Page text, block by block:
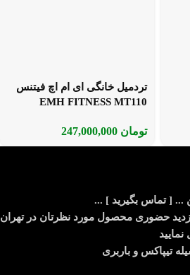
تردمیل خانگی ای ام اچ فیتنس
EMH FITNESS MT110
247,000,000 تومان
... [ تماس بگیرید ] ...
حضوری محصول مورد نظرتان در تهران
تیپاکس و باربری